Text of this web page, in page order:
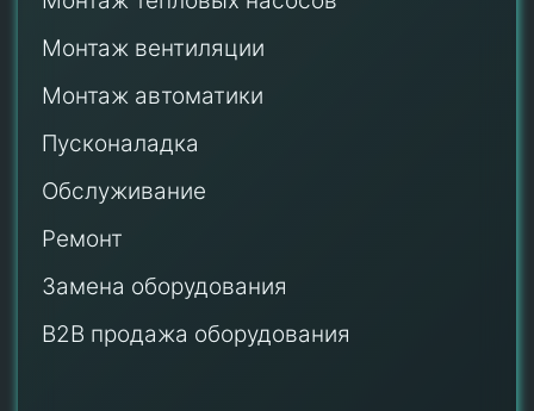
Монтаж вентиляции
Монтаж автоматики
Пусконаладка
Обслуживание
Ремонт
Замена оборудования
B2B продажа оборудования